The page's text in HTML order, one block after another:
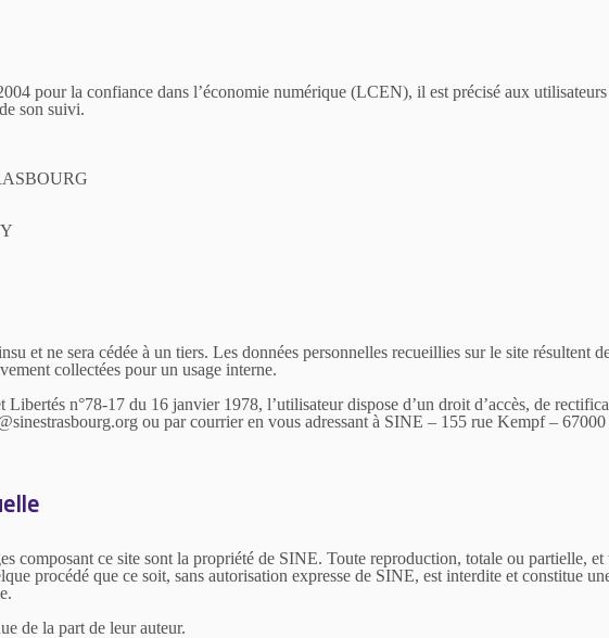
pour la confiance dans l’économie numérique (LCEN), il est précisé aux
son suivi.
et ne sera cédée à un tiers. Les données personnelles recueillies sur le site résultent
collectées pour un usage interne.
n°78-17 du 16 janvier 1978, l’utilisateur dispose d’un droit d’accès, de
ou par courrier en vous adressant à SINE – 155 rue Kempf –
composant ce site sont la propriété de SINE. Toute reproduction, totale ou partielle,
procédé que ce soit, sans autorisation expresse de SINE, est interdite et constitue
de la part de leur auteur.